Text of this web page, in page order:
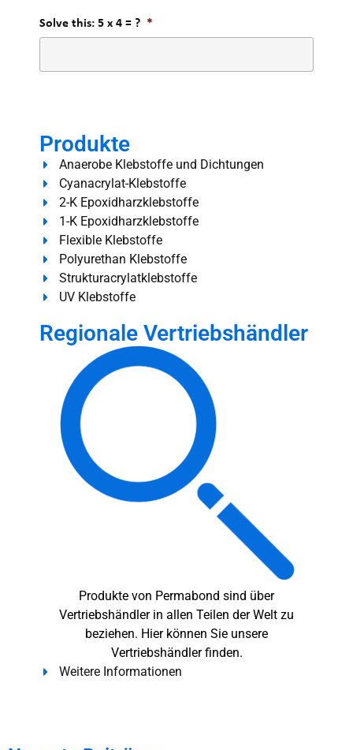
Solve this: 5 x 4 = ? *
Produkte
Anaerobe Klebstoffe und Dichtungen
Cyanacrylat-Klebstoffe
2-K Epoxidharzklebstoffe
1-K Epoxidharzklebstoffe
Flexible Klebstoffe
Polyurethan Klebstoffe
Strukturacrylatklebstoffe
UV Klebstoffe
Regionale Vertriebshändler
Produkte von Permabond sind über
Vertriebshändler in allen Teilen der Welt zu
beziehen. Hier können Sie unsere
Vertriebshändler finden.
Weitere Informationen